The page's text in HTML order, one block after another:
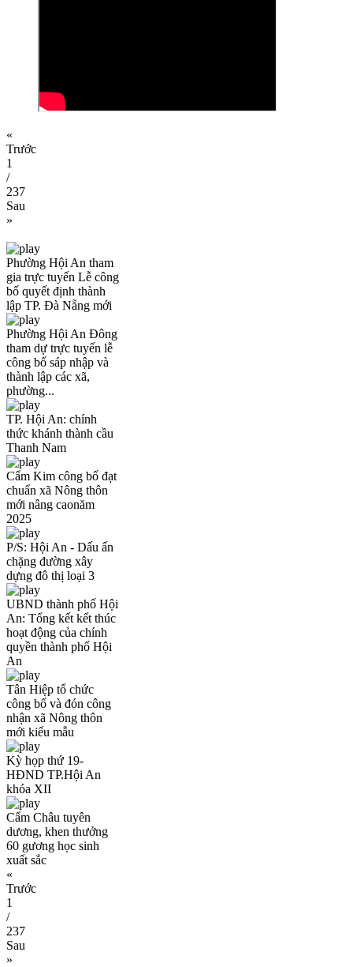
«
Trước
1
/
237
Sau
»
Phường Hội An tham
gia trực tuyến Lễ công
bố quyết định thành
lập TP. Đà Nẵng mới
Phường Hội An Đông
tham dự trực tuyến lễ
công bố sáp nhập và
thành lập các xã,
phường...
TP. Hội An: chính
thức khánh thành cầu
Thanh Nam
Cẩm Kim công bố đạt
chuẩn xã Nông thôn
mới nâng caonăm
2025
P/S: Hội An - Dấu ấn
chặng đường xây
dựng đô thị loại 3
UBND thành phố Hội
An: Tổng kết kết thúc
hoạt động của chính
quyền thành phố Hội
An
Tân Hiệp tổ chức
công bố và đón công
nhận xã Nông thôn
mới kiểu mẫu
Kỳ họp thứ 19-
HĐND TP.Hội An
khóa XII
Cẩm Châu tuyên
dương, khen thưởng
60 gương học sinh
xuất sắc
«
Trước
1
/
237
Sau
»